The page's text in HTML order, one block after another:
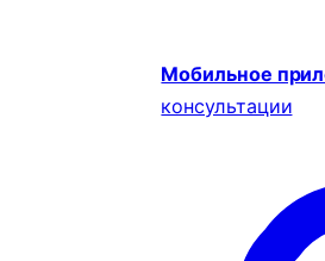
Мобильное
консультации